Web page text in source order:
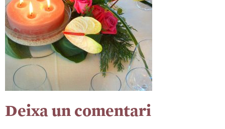
Deixa un comentari